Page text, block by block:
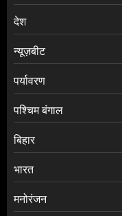
देश
न्यूज़बीट
पर्यावरण
पश्चिम बंगाल
बिहार
भारत
मनोरंजन